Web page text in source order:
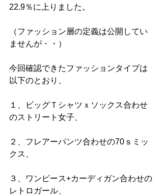
22.9％に上りました。
（ファッション層の定義は公開してい
ませんが・・）
今回確認できたファッションタイプは
以下のとおり、
１、ビッグＴシャツｘソックス合わせ
のストリート女子、
２、フレアーパンツ合わせの70ｓミッ
クス、
３、ワンピース+カーディガン合わせの
レトロガール、